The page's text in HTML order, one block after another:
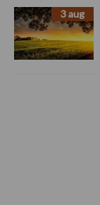
3 aug